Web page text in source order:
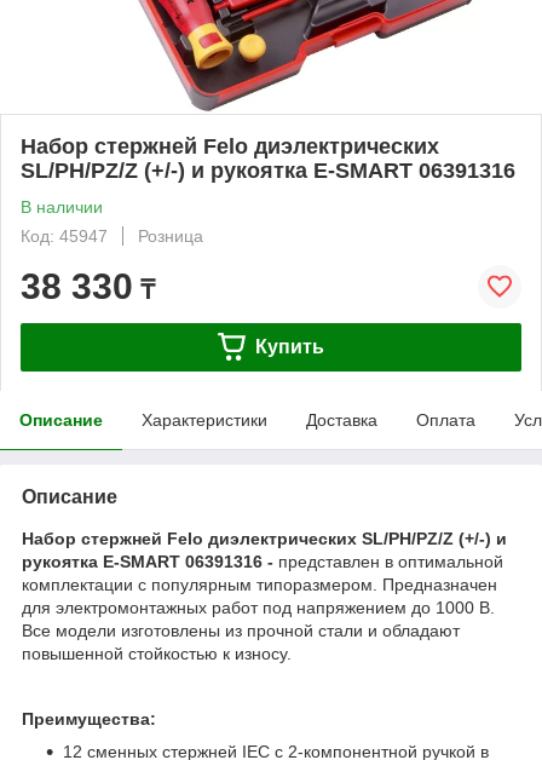
Набор стержней Felo диэлектрических
SL/PH/PZ/Z (+/-) и рукоятка E-SMART 06391316
В наличии
Код: 45947
Розница
38 330 ₸
Купить
Описание Характеристики Доставка Оплата
Описание
Набор стержней Felo диэлектрических SL/PH/PZ/Z (+/-) и
рукоятка E-SMART 06391316 - представлен в оптимальной
комплектации с популярным типоразмером. Предназначен
для электромонтажных работ под напряжением до 1000 В.
Все модели изготовлены из прочной стали и обладают
повышенной стойкостью к износу.
Преимущества:
12 сменных стержней IEC с 2-компонентной ручкой в